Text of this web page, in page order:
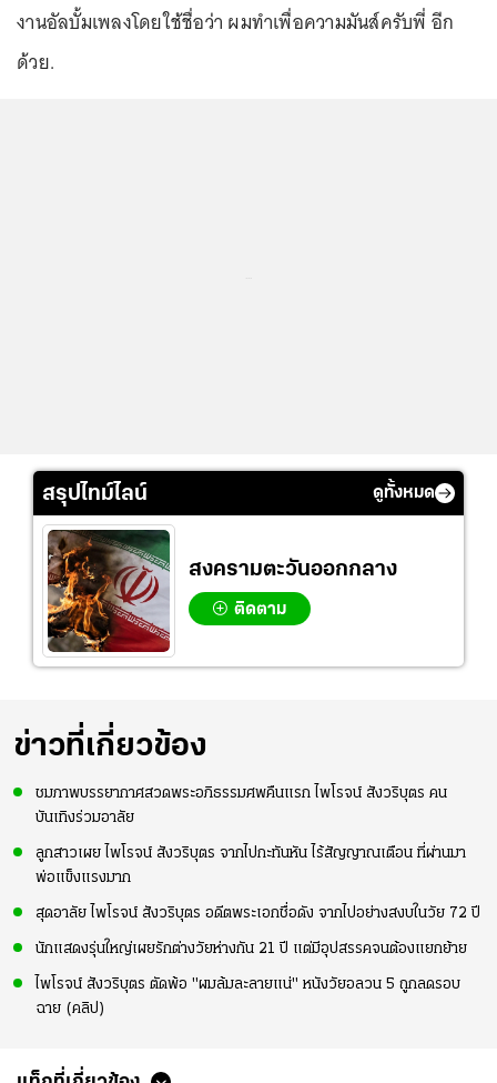
งานอัลบั้มเพลงโดยใช้ชื่อว่า ผมทำเพื่อความมันส์ครับพี่ อีก
ด้วย.
สรุปไทม์ไลน์ ดูทั้งหมด
สงครามตะวันออกกลาง
ติดตาม
ข่าวที่เกี่ยวข้อง
ชมภาพบรรยากาศสวดพระอภิธรรมศพคืนแรก ไพโรจน์ สังวริบุตร คน
บันเทิงร่วมอาลัย
ลูกสาวเผย ไพโรจน์ สังวริบุตร จากไปกะทันหัน ไร้สัญญาณเตือน ที่ผ่านมา
พ่อแข็งแรงมาก
สุดอาลัย ไพโรจน์ สังวริบุตร อดีตพระเอกชื่อดัง จากไปอย่างสงบในวัย 72 ปี
นักแสดงรุ่นใหญ่เผยรักต่างวัยห่างกัน 21 ปี แต่มีอุปสรรคจนต้องแยกย้าย
ไพโรจน์ สังวริบุตร ตัดพ้อ "ผมล้มละลายแน่" หนังวัยอลวน 5 ถูกลดรอบ
ฉาย (คลิป)